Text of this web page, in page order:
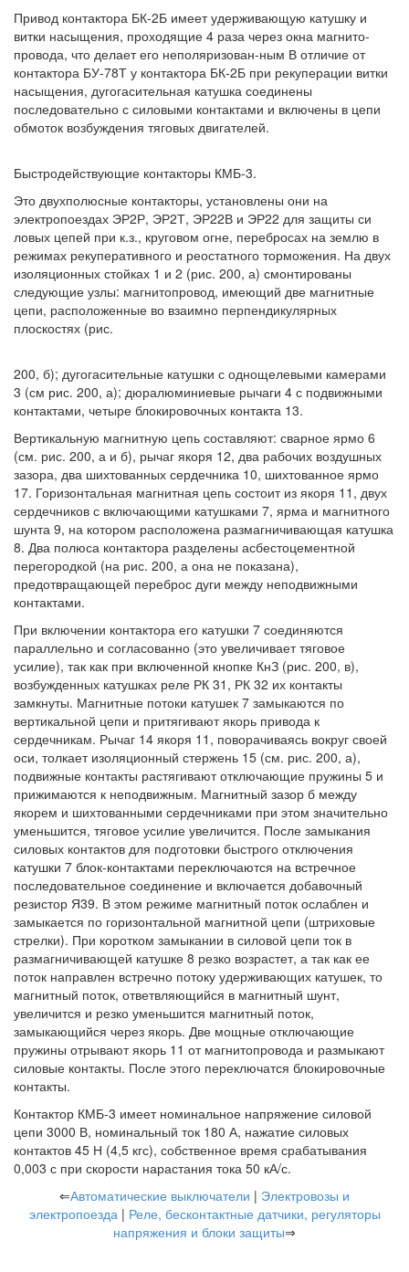
Привод контактора БК-2Б имеет удерживающую катушку и
витки насыщения, проходящие 4 раза через окна магнито-
провода, что делает его неполяризован-ным В отличие от
контактора БУ-78Т у контактора БК-2Б при рекуперации витки
насыщения, дугогасительная катушка соединены
последовательно с силовыми контактами и включены в цепи
обмоток возбуждения тяговых двигателей.
Быстродействующие контакторы КМБ-3.
Это двухполюсные контакторы, установлены они на
электропоездах ЭР2Р, ЭР2Т, ЭР22В и ЭР22 для защиты си
ловых цепей при к.з., круговом огне, перебросах на землю в
режимах рекуперативного и реостатного торможения. На двух
изоляционных стойках 1 и 2 (рис. 200, а) смонтированы
следующие узлы: магнитопровод, имеющий две магнитные
цепи, расположенные во взаимно перпендикулярных
плоскостях (рис.
200, б); дугогасительные катушки с однощелевыми камерами
3 (см рис. 200, а); дюралюминиевые рычаги 4 с подвижными
контактами, четыре блокировочных контакта 13.
Вертикальную магнитную цепь составляют: сварное ярмо 6
(см. рис. 200, а и б), рычаг якоря 12, два рабочих воздушных
зазора, два шихтованных сердечника 10, шихтованное ярмо
17. Горизонтальная магнитная цепь состоит из якоря 11, двух
сердечников с включающими катушками 7, ярма и магнитного
шунта 9, на котором расположена размагничивающая катушка
8. Два полюса контактора разделены асбестоцементной
перегородкой (на рис. 200, а она не показана),
предотвращающей переброс дуги между неподвижными
контактами.
При включении контактора его катушки 7 соединяются
параллельно и согласованно (это увеличивает тяговое
усилие), так как при включенной кнопке КнЗ (рис. 200, в),
возбужденных катушках реле РК 31, РК 32 их контакты
замкнуты. Магнитные потоки катушек 7 замыкаются по
вертикальной цепи и притягивают якорь привода к
сердечникам. Рычаг 14 якоря 11, поворачиваясь вокруг своей
оси, толкает изоляционный стержень 15 (см. рис. 200, а),
подвижные контакты растягивают отключающие пружины 5 и
прижимаются к неподвижным. Магнитный зазор б между
якорем и шихтованными сердечниками при этом значительно
уменьшится, тяговое усилие увеличится. После замыкания
силовых контактов для подготовки быстрого отключения
катушки 7 блок-контактами переключаются на встречное
последовательное соединение и включается добавочный
резистор Я39. В этом режиме магнитный поток ослаблен и
замыкается по горизонтальной магнитной цепи (штриховые
стрелки). При коротком замыкании в силовой цепи ток в
размагничивающей катушке 8 резко возрастет, а так как ее
поток направлен встречно потоку удерживающих катушек, то
магнитный поток, ответвляющийся в магнитный шунт,
увеличится и резко уменьшится магнитный поток,
замыкающийся через якорь. Две мощные отключающие
пружины отрывают якорь 11 от магнитопровода и размыкают
силовые контакты. После этого переключатся блокировочные
контакты.
Контактор КМБ-3 имеет номинальное напряжение силовой
цепи 3000 В, номинальный ток 180 А, нажатие силовых
контактов 45 Н (4,5 кгс), собственное время срабатывания
0,003 с при скорости нарастания тока 50 кА/с.
⇐Автоматические выключатели | Электровозы и
электропоезда| Реле, бесконтактные датчики, регуляторы
напряжения и блоки защиты⇒